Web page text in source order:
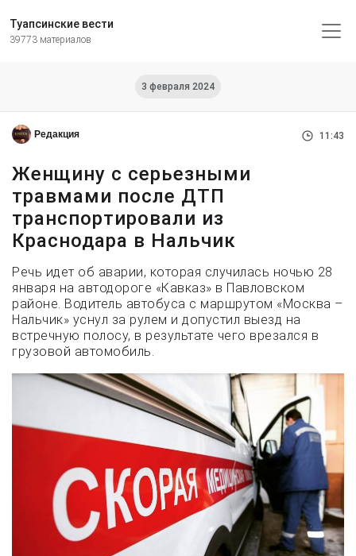
Туапсинские вести
39773 материалов
3 февраля 2024
Редакция 11:43
Женщину с серьезными
травмами после ДТП
транспортировали из
Краснодара в Нальчик
Речь идет об аварии, которая случилась ночью 28
января на автодороге «Кавказ» в Павловском
районе. Водитель автобуса с маршрутом «Москва –
Нальчик» уснул за рулем и допустил выезд на
встречную полосу, в результате чего врезался в
грузовой автомобиль.